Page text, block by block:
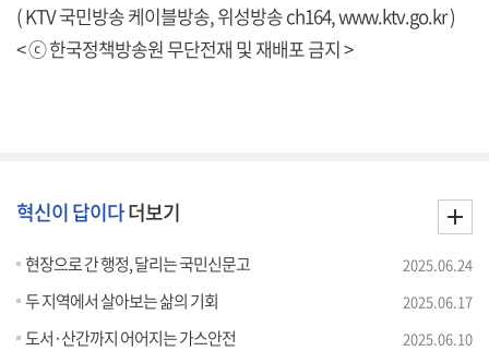
( KTV 국민방송 케이블방송, 위성방송 ch164,www.ktv.go.kr)
< ⓒ 한국정책방송원 무단전재 및 재배포 금지 >
혁신이 답이다더보기
현장으로 간 행정, 달리는 국민신문고 2025.06.24
두 지역에서 살아보는 삶의 기회 2025.06.17
도서·산간까지 어어지는 가스안전 2025.06.10